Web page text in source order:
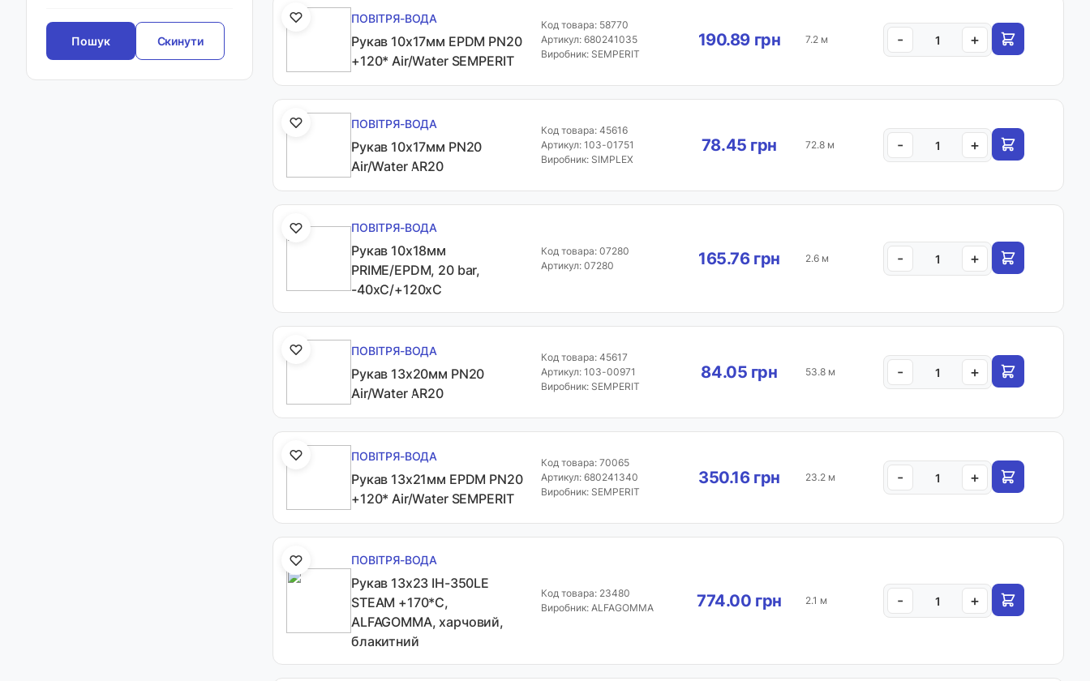
Скинути
ПОВІТРЯ-ВОДА
Рукав 10х17мм EPDM PN20
+120* Air/Water SEMPERIT
Код товара: 58770
Артикул: 680241035
Виробник: SEMPERIT
190.89 грн 7.2 м - +
ПОВІТРЯ-ВОДА
Рукав 10х17мм PN20
Air/Water AR20
Код товара: 45616
Артикул: 103-01751
Виробник: SIMPLEX
78.45 грн 72.8 м - +
ПОВІТРЯ-ВОДА
Рукав 10х18мм
PRIME/EPDM, 20 bar,
-40хC/+120хC
Код товара: 07280
Артикул: 07280
165.76 грн 2.6 м - +
ПОВІТРЯ-ВОДА
Рукав 13х20мм PN20
Air/Water AR20
Код товара: 45617
Артикул: 103-00971
Виробник: SEMPERIT
84.05 грн 53.8 м - +
ПОВІТРЯ-ВОДА
Рукав 13х21мм EPDM PN20
+120* Air/Water SEMPERIT
Код товара: 70065
Артикул: 680241340
Виробник: SEMPERIT
350.16 грн 23.2 м - +
ПОВІТРЯ-ВОДА
Рукав 13х23 IH-350LE
STEAM +170*С,
ALFAGOMMA, харчовий,
блакитний
Код товара: 23480
Виробник: ALFAGOMMA
774.00 грн 2.1 м - +